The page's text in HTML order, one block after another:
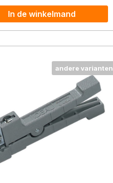
In de winkelmand
andere varianten